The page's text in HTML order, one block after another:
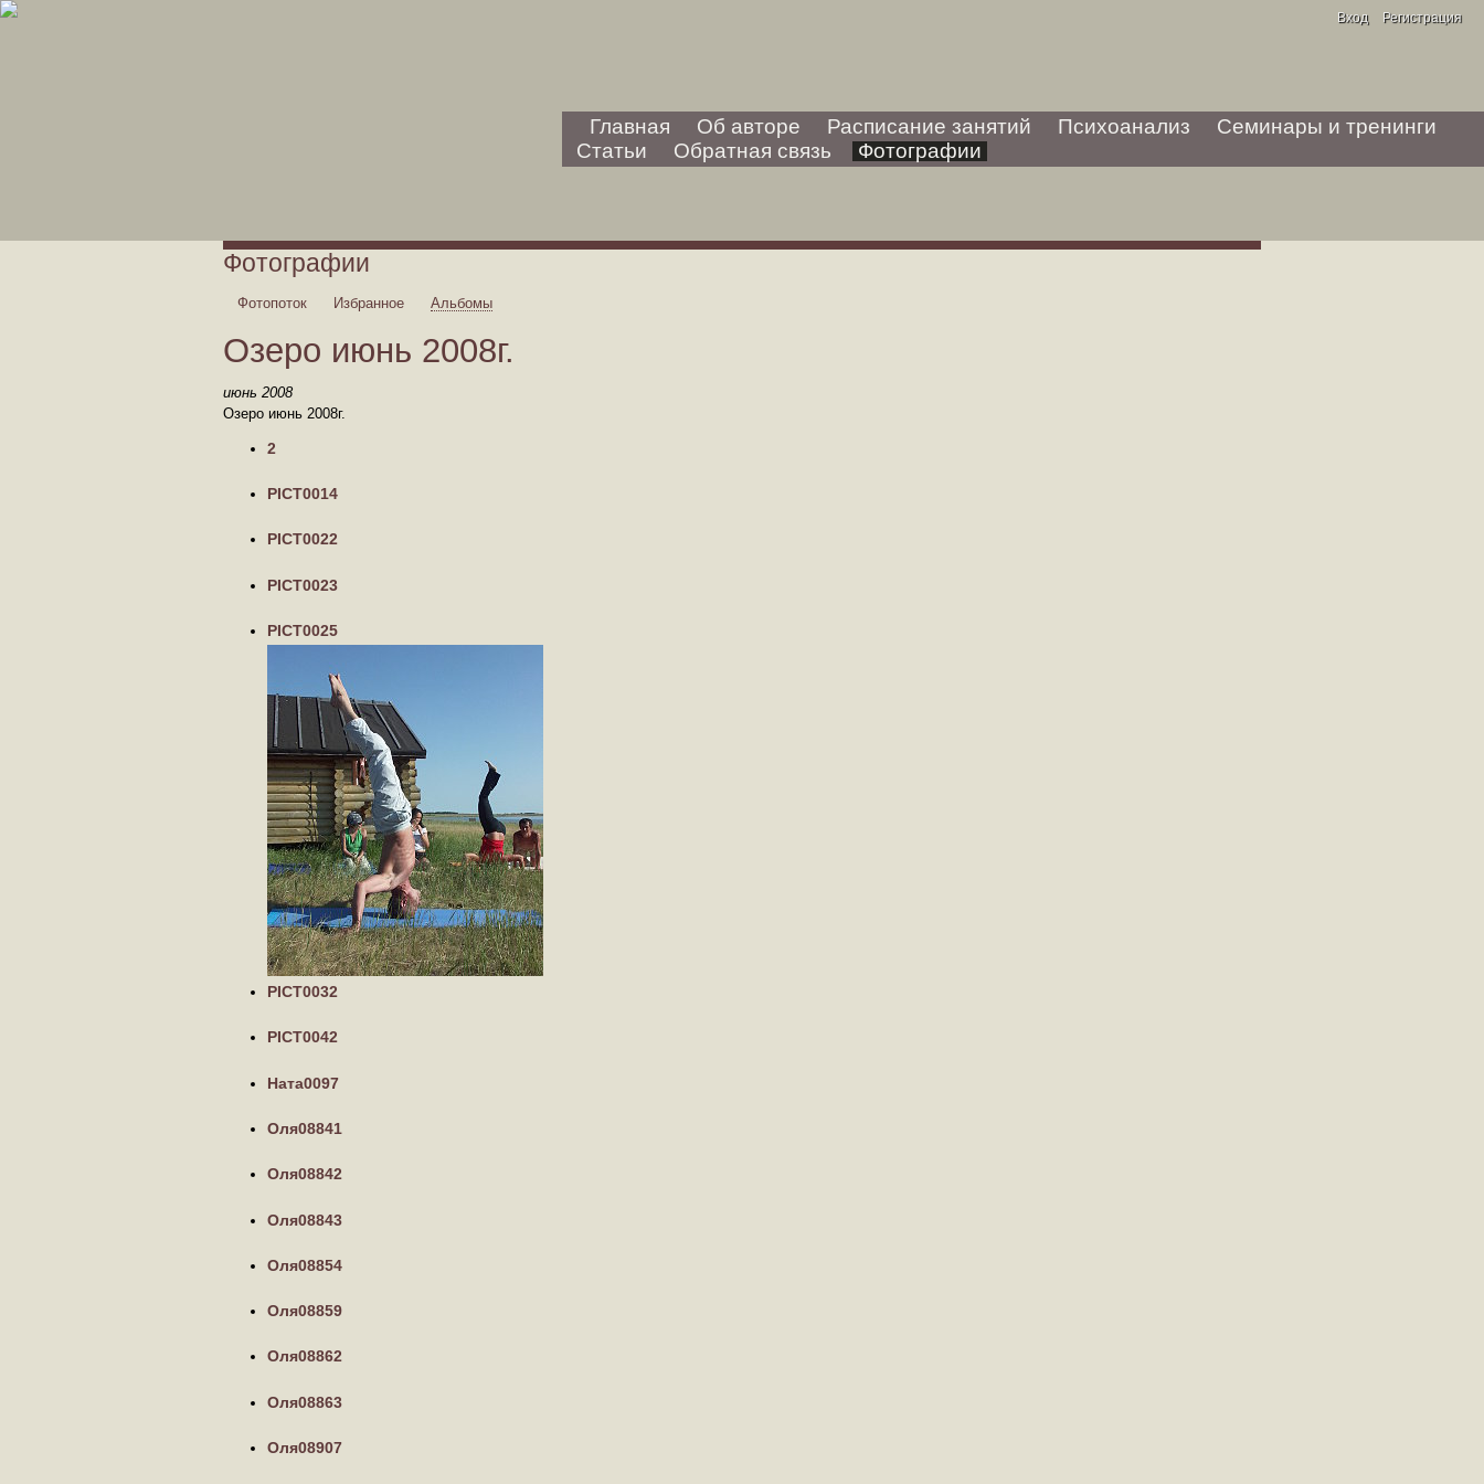
Вход Регистрация
Главная Об авторе Расписание занятий Психоанализ
Семинары и тренинги
Статьи
Обратная связь Фотографии
Фотографии
Фотопоток Избранное Альбомы
Озеро июнь 2008г.
июнь 2008
Озеро июнь 2008г.
2
PICT0014
PICT0022
PICT0023
PICT0025
PICT0032
PICT0042
Ната0097
Оля08841
Оля08842
Оля08843
Оля08854
Оля08859
Оля08862
Оля08863
Оля08907